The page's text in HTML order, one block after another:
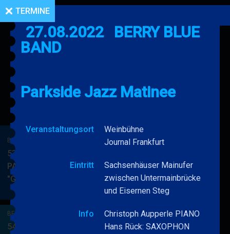
BERRY BLUE & BAND
53. JAZZ Matinee in den
PARKSIDE STUDIOS
"Gypsy Jazz"
BAND
BERRY BLUE & BAND
54. JAZZ Matinee in den
TERMINE
27.08.2022
BERRY BLUE
BAND
Parkside Jazz Matinee
Veranstaltungsort
Weinbühne
Journal Frankfurt
Eintritt
Sachsenhäuser Mainufer
zwischen Untermainbrücke
und Eisernen Steg
Info
Christoph Aupperle PIANO
Hans Rück: SAXOPHON